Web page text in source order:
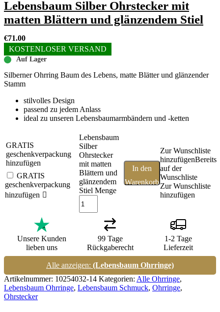
Lebensbaum Silber Ohrstecker mit
matten Blättern und glänzendem Stiel
€71.00
KOSTENLOSER VERSAND
Auf Lager
Silberner Ohrring Baum des Lebens, matte Blätter und glänzender
Stamm
stilvolles Design
passend zu jedem Anlass
ideal zu unseren Lebensbaumarmbändern und -ketten
GRATIS
geschenkverpackung
hinzufügen
GRATIS
geschenkverpackung
hinzufügen
Lebensbaum
Silber
Ohrstecker
mit matten
Blättern und
glänzendem
Stiel Menge
In den
Warenkorb
Zur Wunschliste
hinzufügenBereits
auf der
Wunschliste
Zur Wunschliste
hinzufügen
Unsere Kunden
lieben uns
99 Tage
Rückgaberecht
1-2 Tage
Lieferzeit
Alle anzeigen: (Lebensbaum Ohrringe)
Artikelnummer: 10254032-14 Kategorien: Alle Ohrringe,
Lebensbaum Ohrringe, Lebensbaum Schmuck, Ohrringe,
Ohrstecker